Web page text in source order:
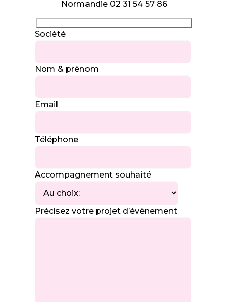
Normandie 02 31 54 57 86
Société
Nom & prénom
Email
Téléphone
Accompagnement souhaité
Précisez votre projet d’événement